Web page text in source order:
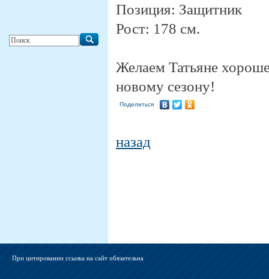
Позиция: Защитник
Рост: 178 см.
Желаем Татьяне
новому сезону!
Поделиться
назад
При цитировании ссылка на сайт обязательна